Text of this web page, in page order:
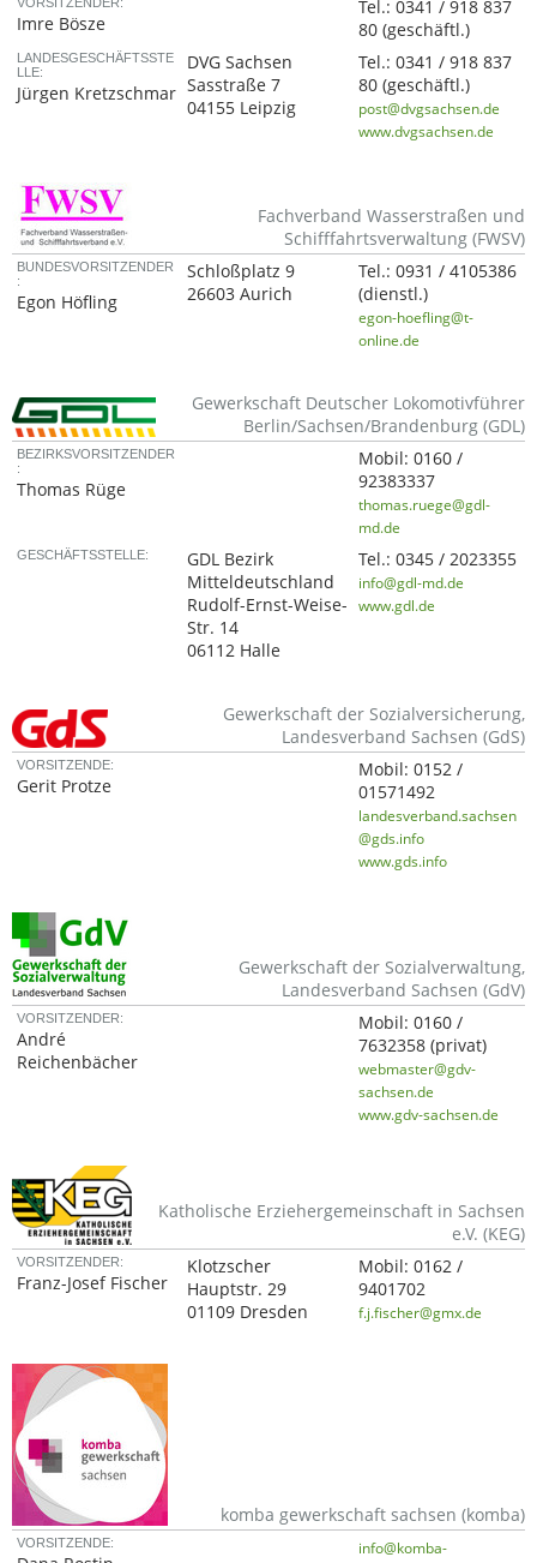
Imre Bösze
Tel.:0341 / 918 837
80(geschäftl.)
LANDESGESCHÄFTSSTE
LLE:
Jürgen Kretzschmar
DVG Sachsen
Sasstraße 7
04155 Leipzig
Tel.:0341 / 918 837
80(geschäftl.)
post@dvgsachsen.de
www.dvgsachsen.de
Fachverband Wasserstraßen und
Schifffahrtsverwaltung (FWSV)
BUNDESVORSITZENDER
:
Egon Höfling
Schloßplatz 9
26603 Aurich
Tel.:0931 / 4105386
(dienstl.)
egon-hoefling@t-
online.de
Gewerkschaft Deutscher Lokomotivführer
Berlin/Sachsen/Brandenburg (GDL)
BEZIRKSVORSITZENDER
:
Thomas Rüge
Mobil:0160 /
92383337
thomas.ruege@gdl-
md.de
GESCHÄFTSSTELLE:
GDL Bezirk
Mitteldeutschland
Rudolf-Ernst-Weise-
Str. 14
06112 Halle
Tel.:0345 / 2023355
info@gdl-md.de
www.gdl.de
Gewerkschaft der Sozialversicherung,
Landesverband Sachsen (GdS)
VORSITZENDE:
Gerit Protze
Mobil:0152 /
01571492
landesverband.sachsen
@gds.info
www.gds.info
Gewerkschaft der Sozialverwaltung,
Landesverband Sachsen (GdV)
VORSITZENDER:
André
Reichenbächer
Mobil:0160 /
7632358(privat)
webmaster@gdv-
sachsen.de
www.gdv-sachsen.de
Katholische Erziehergemeinschaft in Sachsen
e.V. (KEG)
VORSITZENDER:
Franz-Josef Fischer
Klotzscher
Hauptstr. 29
01109 Dresden
Mobil:0162 /
9401702
f.j.fischer@gmx.de
komba gewerkschaft sachsen (komba)
VORSITZENDE:
info@komba-